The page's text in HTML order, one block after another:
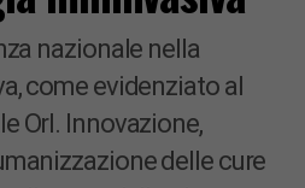
nazionale nella
come evidenziato al
Orl. Innovazione,
delle cure